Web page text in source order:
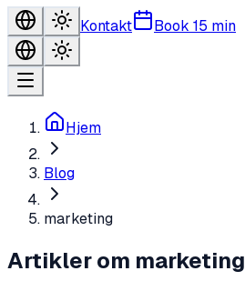
Kontakt Book 15 min
Hjem
Blog
marketing
Artikler om marketing